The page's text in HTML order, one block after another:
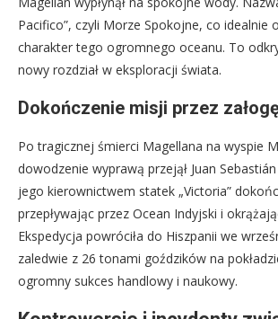
Pacifico”, czyli Morze Spokojne, co idealnie
charakter tego ogromnego oceanu. To
nowy rozdział w eksploracji świata.
Dokończenie misji przez
Po tragicznej śmierci Magellana na wyspie
dowodzenie wyprawą przejął Juan
jego kierownictwem statek „Victoria”
przepływając przez Ocean Indyjski i
Ekspedycja powróciła do Hiszpanii we
zaledwie z 26 tonami goździków na
ogromny sukces handlowy i naukowy.